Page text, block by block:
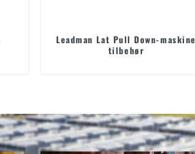
Leadman Lat Pull Down-maskine
tilbehør